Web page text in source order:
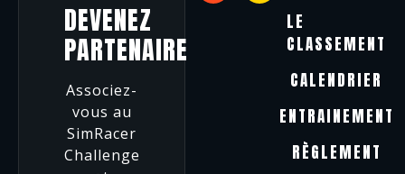
LE
CLASSEMENT
CALENDRIER
ENTRAINEMENT
RÈGLEMENT
DEVENEZ
PARTENAIRE
Associez-
vous au
SimRacer
Challenge